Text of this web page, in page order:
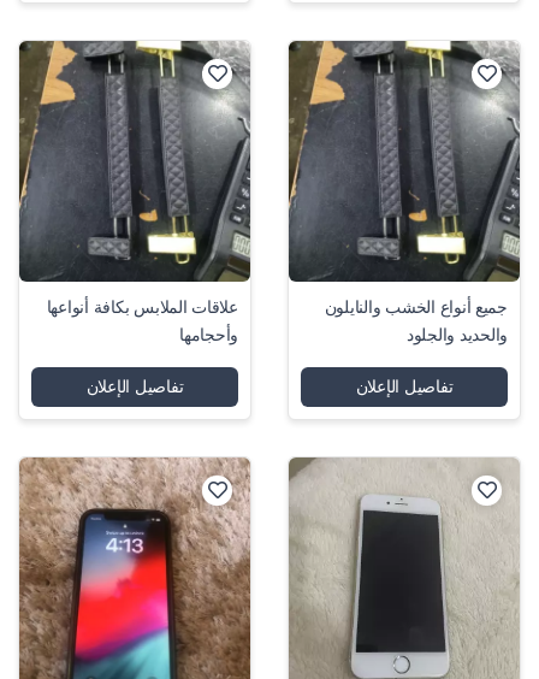
جميع أنواع الخشب والنايلون
والحديد والجلود
تفاصيل الإعلان
علاقات الملابس بكافة أنواعها
وأحجامها
تفاصيل الإعلان